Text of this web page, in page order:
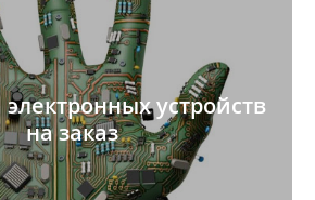
электронных устройств
на заказ